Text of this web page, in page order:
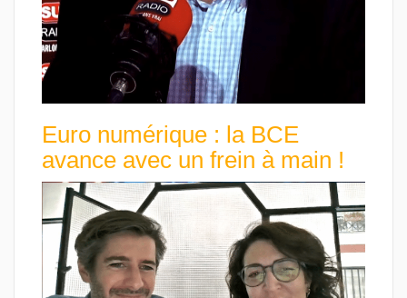
Euro numérique : la BCE
avance avec un frein à main !